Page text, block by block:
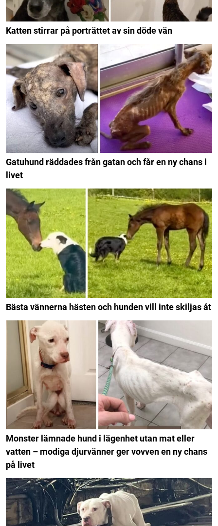
Katten stirrar på porträttet av sin döde vän
Gatuhund räddades från gatan och får en ny chans i
livet
Bästa vännerna hästen och hunden vill inte skiljas åt
Monster lämnade hund i lägenhet utan mat eller
vatten – modiga djurvänner ger vovven en ny chans
på livet